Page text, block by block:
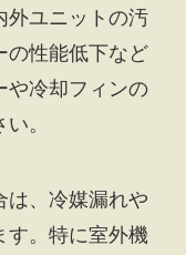
外ユニットの汚
の性能低下など
や冷却フィンの
。
は、冷媒漏れや
す。特に室外機